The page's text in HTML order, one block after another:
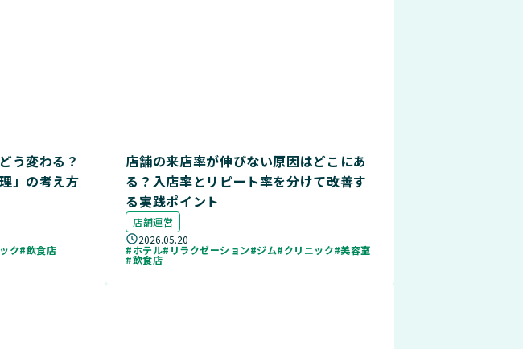
う変わる？
」の考え方
ク#飲食店
店舗の来店率が伸びない原因はどこにあ
る？入店率とリピート率を分けて改善す
る実践ポイント
店舗運営
2026.05.20
#ホテル#リラクゼーション#ジム#クリニック#美容室
#飲食店